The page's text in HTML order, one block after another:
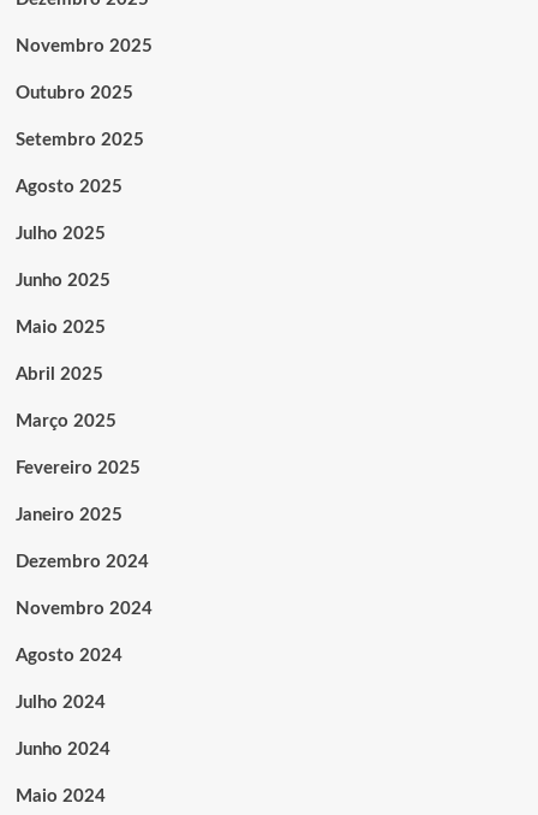
Novembro 2025
Outubro 2025
Setembro 2025
Agosto 2025
Julho 2025
Junho 2025
Maio 2025
Abril 2025
Março 2025
Fevereiro 2025
Janeiro 2025
Dezembro 2024
Novembro 2024
Agosto 2024
Julho 2024
Junho 2024
Maio 2024